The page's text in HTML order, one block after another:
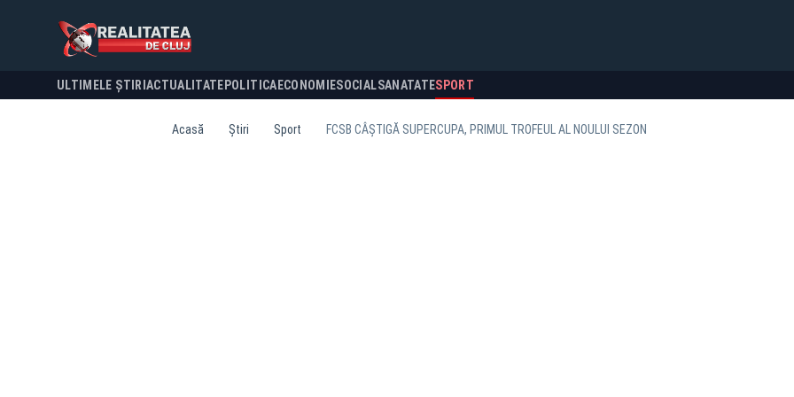
ULTIMELE ȘTIRI ACTUALITATE POLITICA ECONOMIESOCIALSANATATESPORT
Acasă Știri Sport FCSB CÂȘTIGĂ SUPERCUPA, PRIMUL TROFEUL AL NOULUI SEZON